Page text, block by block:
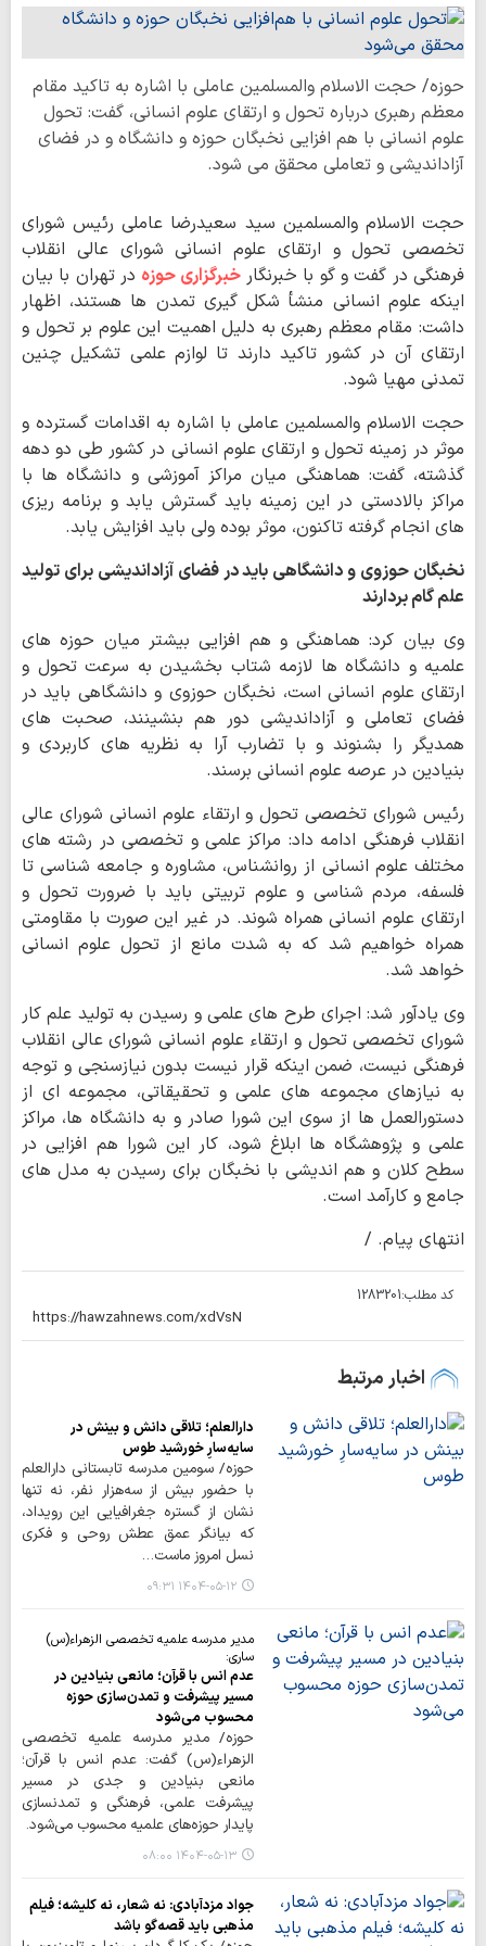
حوزه/ حجت الاسلام والمسلمین عاملی با اشاره به تاکید مقام
معظم رهبری درباره تحول و ارتقای علوم انسانی، گفت: تحول
علوم انسانی با هم افزایی نخبگان حوزه و دانشگاه و در فضای
آزاداندیشی و تعاملی محقق می شود.
حجت الاسلام والمسلمین سید سعیدرضا عاملی رئیس شورای
تخصصی تحول و ارتقای علوم انسانی شورای عالی انقلاب
فرهنگی در گفت و گو با خبرنگارخبرگزاری حوزه در تهران با بیان
اینکه علوم انسانی منشأ شکل گیری تمدن ها هستند، اظهار
داشت: مقام معظم رهبری به دلیل اهمیت این علوم بر تحول و
ارتقای آن در کشور تاکید دارند تا لوازم علمی تشکیل چنین
تمدنی مهیا شود.
حجت الاسلام والمسلمین عاملی با اشاره به اقدامات گسترده و
موثر در زمینه تحول و ارتقای علوم انسانی در کشور طی دو دهه
گذشته، گفت: هماهنگی میان مراکز آموزشی و دانشگاه ها با
مراکز بالادستی در این زمینه باید گسترش یابد و برنامه ریزی
های انجام گرفته تاکنون، موثر بوده ولی باید افزایش یابد.
نخبگان حوزوی و دانشگاهی باید در فضای آزاداندیشی برای تولید
علم گام بردارند
وی بیان کرد: هماهنگی و هم افزایی بیشتر میان حوزه های
علمیه و دانشگاه ها لازمه شتاب بخشیدن به سرعت تحول و
ارتقای علوم انسانی است، نخبگان حوزوی و دانشگاهی باید در
فضای تعاملی و آزاداندیشی دور هم بنشینند، صحبت های
همدیگر را بشنوند و با تضارب آرا به نظریه های کاربردی و
بنیادین در عرصه علوم انسانی برسند.
رئیس شورای تخصصی تحول و ارتقاء علوم انسانی شورای عالی
انقلاب فرهنگی ادامه داد: مراکز علمی و تخصصی در رشته های
مختلف علوم انسانی از روانشناس، مشاوره و جامعه شناسی تا
فلسفه، مردم شناسی و علوم تربیتی باید با ضرورت تحول و
ارتقای علوم انسانی همراه شوند. در غیر این صورت با مقاومتی
همراه خواهیم شد که به شدت مانع از تحول علوم انسانی
خواهد شد.
وی یادآور شد: اجرای طرح های علمی و رسیدن به تولید علم کار
شورای تخصصی تحول و ارتقاء علوم انسانی شورای عالی انقلاب
فرهنگی نیست، ضمن اینکه قرار نیست بدون نیازسنجی و توجه
به نیازهای مجموعه های علمی و تحقیقاتی، مجموعه ای از
دستورالعمل ها از سوی این شورا صادر و به دانشگاه ها، مراکز
علمی و پژوهشگاه ها ابلاغ شود، کار این شورا هم افزایی در
سطح کلان و هم اندیشی با نخبگان برای رسیدن به مدل های
جامع و کارآمد است.
انتهای پیام. /
کد مطلب:1283201
اخبار مرتبط
دارالعلم؛ تلاقی دانش و بینش در
سایه‌سارِ خورشید طوس
حوزه/ سومین مدرسه تابستانی دارالعلم
با حضور بیش از سه‌هزار نفر، نه تنها
نشان از گستره‌ جغرافیایی این رویداد،
که بیانگر عمق عطش روحی و فکری
نسل امروز ماست…
۱۴۰۴-۰۵-۱۲ ۰۹:۳۱
مدیر مدرسه علمیه تخصصی الزهراء(س)
ساری:
عدم انس با قرآن؛ مانعی بنیادین در
مسیر پیشرفت و تمدن‌سازی حوزه
محسوب می‌شود
حوزه/ مدیر مدرسه علمیه تخصصی
الزهراء(س) گفت: عدم انس با قرآن؛
مانعی بنیادین و جدی در مسیر
پیشرفت علمی، فرهنگی و تمدنسازی
پایدار حوزه‌های علمیه محسوب می‌شود.
۱۴۰۴-۰۵-۱۳ ۰۸:۰۰
جواد مزدآبادی: نه شعار، نه کلیشه؛ فیلم
مذهبی باید قصه‌گو باشد